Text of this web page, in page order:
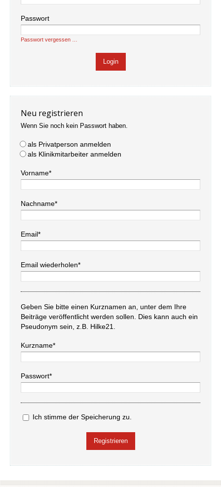
Passwort
Passwort vergessen …
Neu registrieren
Wenn Sie noch kein Passwort haben.
als Privatperson anmelden
als Klinikmitarbeiter anmelden
Vorname*
Nachname*
Email*
Email wiederholen*
Geben Sie bitte einen Kurznamen an, unter dem Ihre
Beiträge veröffentlicht werden sollen. Dies kann auch ein
Pseudonym sein, z.B. Hilke21.
Kurzname*
Passwort*
Ich stimme der Speicherung zu.